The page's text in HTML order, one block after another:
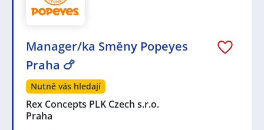
Manager/ka Směny Popeyes
Praha 🍗
Nutně vás hledají
Rex Concepts PLK Czech s.r.o.
Praha